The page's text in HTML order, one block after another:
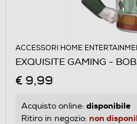
ACCESSORI HOME
EXQUISITE GAMING -
€ 9,99
Acquisto online: disponibile
Ritiro in negozio: non